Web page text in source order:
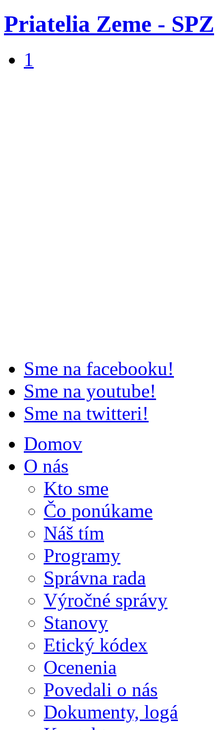
Priatelia Zeme - SPZ
1
Sme na facebooku!
Sme na youtube!
Sme na twitteri!
Domov
O nás
Kto sme
Čo ponúkame
Náš tím
Programy
Správna rada
Výročné správy
Stanovy
Etický kódex
Ocenenia
Povedali o nás
Dokumenty, logá